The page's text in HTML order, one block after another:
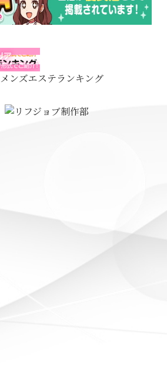
ンズエステランキング